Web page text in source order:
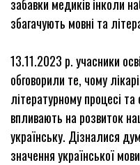
забавки медиків інколи
збагачують мовні та
13.11.2023 р. учасники
обговорили те, чому
літературному процесі
впливають на розвиток
українську. Дізналися
значення української